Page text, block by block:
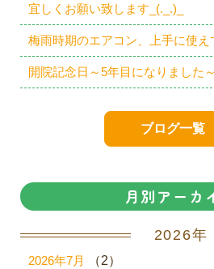
宜しくお願い致します_(._.)_
梅雨時期のエアコン、上手に使え
開院記念日～5年目になりました～
ブログ一覧
月別アーカ
2026年
2026年7月 （2）